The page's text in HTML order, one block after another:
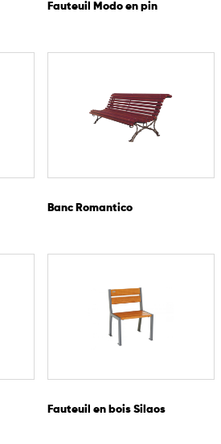
Fauteuil Modo en pin
Banc Romantico
Fauteuil en bois Silaos